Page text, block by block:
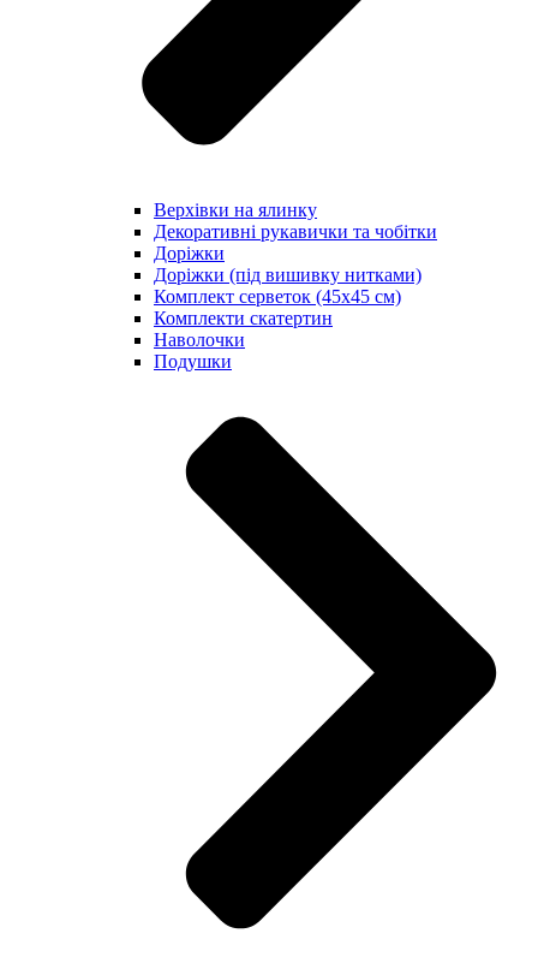
Верхівки на ялинку
Декоративні рукавички та чобітки
Доріжки
Доріжки (під вишивку нитками)
Комплект серветок (45х45 см)
Комплекти скатертин
Наволочки
Подушки